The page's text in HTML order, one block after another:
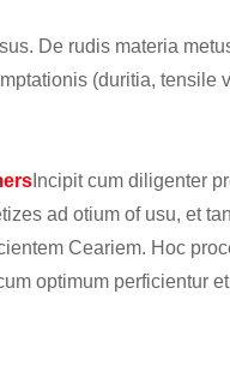
De rudis materia
(duritia,
Incipit cum diligenter
ad otium of usu, et
Ceariem. Hoc
optimum perficientur